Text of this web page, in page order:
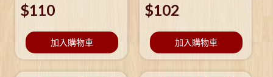
$110
加入購物車
$102
加入購物車